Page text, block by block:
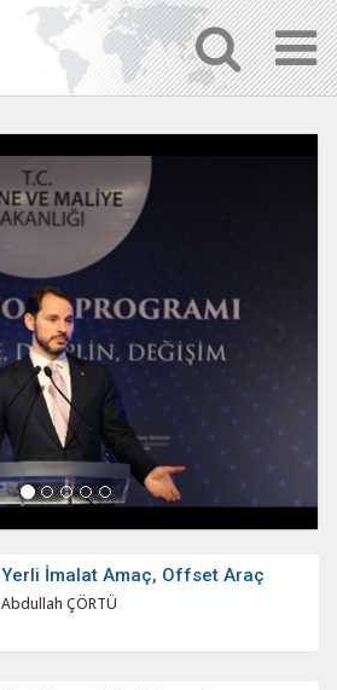
Yerli İmalat Amaç, Offset Araç
Abdullah ÇÖRTÜ